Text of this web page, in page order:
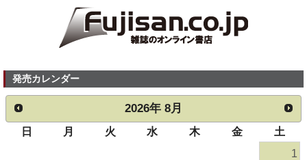
発売カレンダー
2026年 8月
日 月 火 水 木 金
土
1